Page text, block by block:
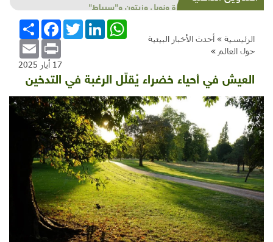
وحاكورة ونوبل وزيتون و"سيباط"
الرئيسية » أحدث الأخبار البيئية
حول العالم »
انشر
FacebookTwitterLinkedInWhatsApp
Email Print
17 أيار 2025
العيش في أحياء خضراء يُقلّل الرغبة في التدخين